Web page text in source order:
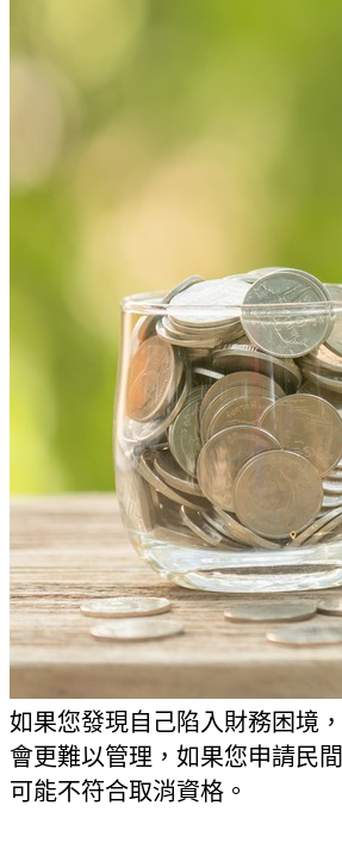
如果您發現自己陷入財務困境
會更難以管理，如果您申請民
可能不符合取消資格。